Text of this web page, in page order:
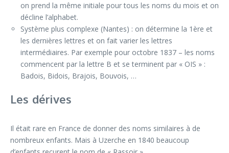
on prend la même initiale pour tous les noms du mois et on
décline l’alphabet.
Système plus complexe (Nantes) : on détermine la 1ère et
les dernières lettres et on fait varier les lettres
intermédiaires. Par exemple pour octobre 1837 – les noms
commencent par la lettre B et se terminent par « OIS » :
Badois, Bidois, Brajois, Bouvois, …
Les dérives
Il était rare en France de donner des noms similaires à de
nombreux enfants. Mais à Uzerche en 1840 beaucoup